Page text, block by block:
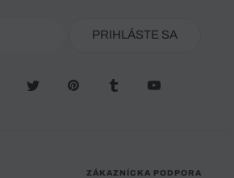
PRIHLÁSTE SA
ZÁKAZNÍCKA PODPORA